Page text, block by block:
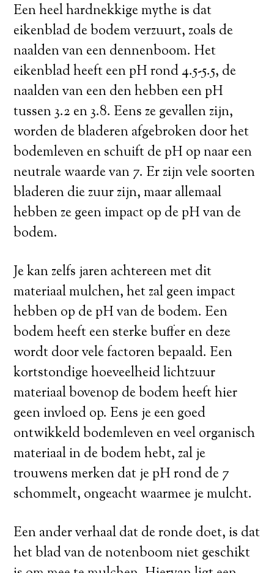
Een heel hardnekkige mythe is dat
eikenblad de bodem verzuurt, zoals de
naalden van een dennenboom. Het
eikenblad heeft een pH rond 4.5-5.5, de
naalden van een den hebben een pH
tussen 3.2 en 3.8. Eens ze gevallen zijn,
worden de bladeren afgebroken door het
bodemleven en schuift de pH op naar een
neutrale waarde van 7. Er zijn vele soorten
bladeren die zuur zijn, maar allemaal
hebben ze geen impact op de pH van de
bodem.
Je kan zelfs jaren achtereen met dit
materiaal mulchen, het zal geen impact
hebben op de pH van de bodem. Een
bodem heeft een sterke buffer en deze
wordt door vele factoren bepaald. Een
kortstondige hoeveelheid lichtzuur
materiaal bovenop de bodem heeft hier
geen invloed op. Eens je een goed
ontwikkeld bodemleven en veel organisch
materiaal in de bodem hebt, zal je
trouwens merken dat je pH rond de 7
schommelt, ongeacht waarmee je mulcht.
Een ander verhaal dat de ronde doet, is dat
het blad van de notenboom niet geschikt